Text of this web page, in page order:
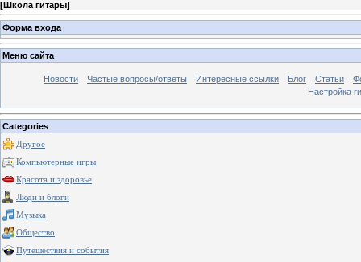
[Школа гитары]
Форма входа
Меню сайта
Новости Частые вопросы/ответы Интересные ссылки Блог Статьи
Настройка
Categories
Другое
Компьютерные игры
Красота и здоровье
Люди и блоги
Музыка
Общество
Путешествия и события